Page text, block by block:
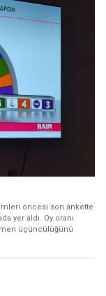
öncesi son ankette
yer aldı. Oy oranı
üçüncülüğünü